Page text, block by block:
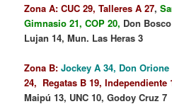
Zona A: CUC 29,Talleres A 27,
Gimnasio 21, COP 20, Don
Lujan 14, Mun. Las Heras 3
Zona B: Jockey A 34, Don Orione
24, Regatas B 19, Independiente
Maipú 13, UNC 10, Godoy Cruz 7